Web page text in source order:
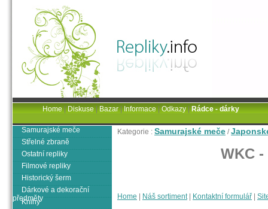
Kategorie : Samurajské meče /
WKC
Home Náš sortiment| Kontaktní formulář
Samurajské meče
Střelné zbraně
Ostatní repliky
Filmové repliky
Historický šerm
Dárkové a dekorační
předměty
Knihy
Home|Diskuse|Bazar|Informace|Odkazy|Rádce - dárky